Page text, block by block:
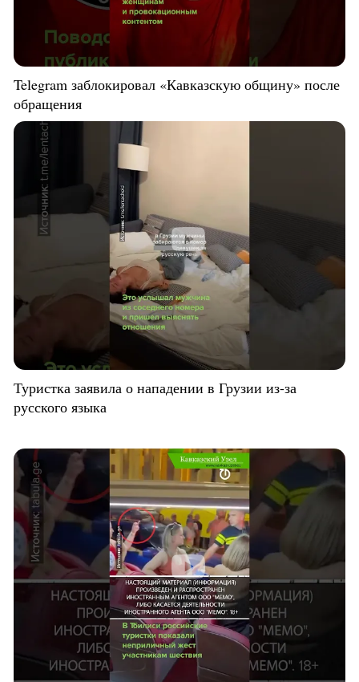
Telegram заблокировал «Кавказскую общину» после
обращения
Туристка заявила о нападении в Грузии из-за
русского языка